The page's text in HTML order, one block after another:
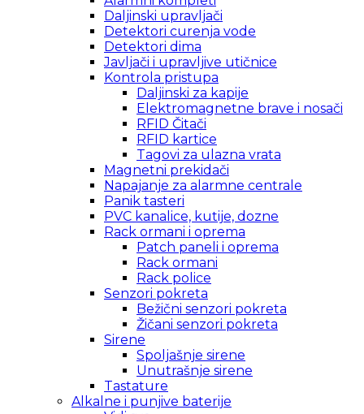
Daljinski upravljači
Detektori curenja vode
Detektori dima
Javljači i upravljive utičnice
Kontrola pristupa
Daljinski za kapije
Elektromagnetne brave i nosači
RFID Čitači
RFID kartice
Tagovi za ulazna vrata
Magnetni prekidači
Napajanje za alarmne centrale
Panik tasteri
PVC kanalice, kutije, dozne
Rack ormani i oprema
Patch paneli i oprema
Rack ormani
Rack police
Senzori pokreta
Bežični senzori pokreta
Žičani senzori pokreta
Sirene
Spoljašnje sirene
Unutrašnje sirene
Tastature
Alkalne i punjive baterije